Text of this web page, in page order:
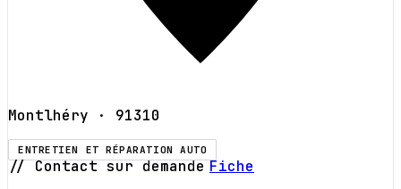
Montlhéry · 91310
ENTRETIEN ET RÉPARATION AUTO
// Contact sur demande Fiche